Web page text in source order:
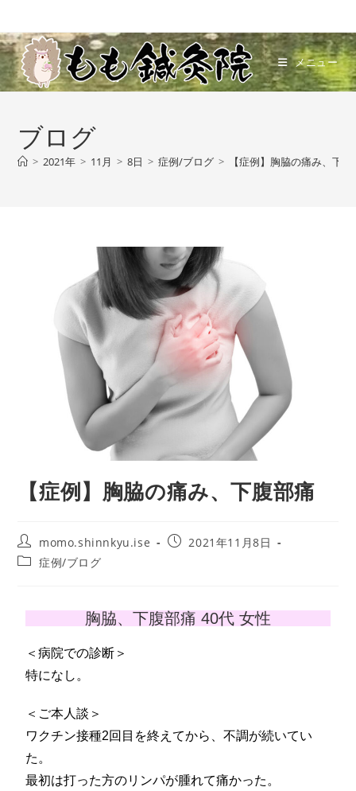
メニュー
ブログ
> 2021年 > 11月 > 8日 > 症例/ブログ > 【症例】胸脇の痛み、下
【症例】胸脇の痛み、下腹部痛
momo.shinnkyu.ise
2021年11月8日
症例/ブログ
胸脇、下腹部痛 40代 女性
＜病院での診断＞
特になし。
＜ご本人談＞
ワクチン接種2回目を終えてから、不調が続いてい
た。
最初は打った方のリンパが腫れて痛かった。